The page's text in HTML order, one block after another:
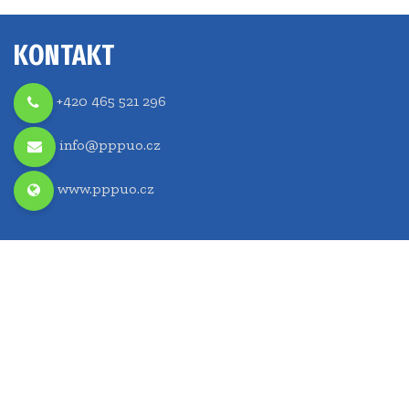
KONTAKT
+420 465 521 296
info@pppuo.cz
www.pppuo.cz